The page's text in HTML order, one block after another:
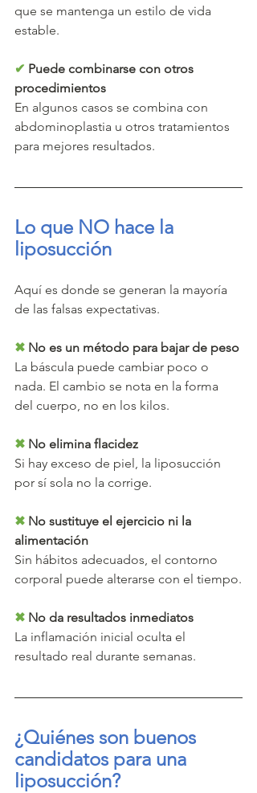
que se mantenga un estilo de vida
estable.
✔ Puede combinarse con otros
procedimientos
En algunos casos se combina con
abdominoplastia u otros tratamientos
para mejores resultados.
Lo que NO hace la
liposucción
Aquí es donde se generan la mayoría
de las falsas expectativas.
✖ No es un método para bajar de peso
La báscula puede cambiar poco o
nada. El cambio se nota en la forma
del cuerpo, no en los kilos.
✖ No elimina flacidez
Si hay exceso de piel, la liposucción
por sí sola no la corrige.
✖ No sustituye el ejercicio ni la
alimentación
Sin hábitos adecuados, el contorno
corporal puede alterarse con el tiempo.
✖ No da resultados inmediatos
La inflamación inicial oculta el
resultado real durante semanas.
¿Quiénes son buenos
candidatos para una
liposucción?